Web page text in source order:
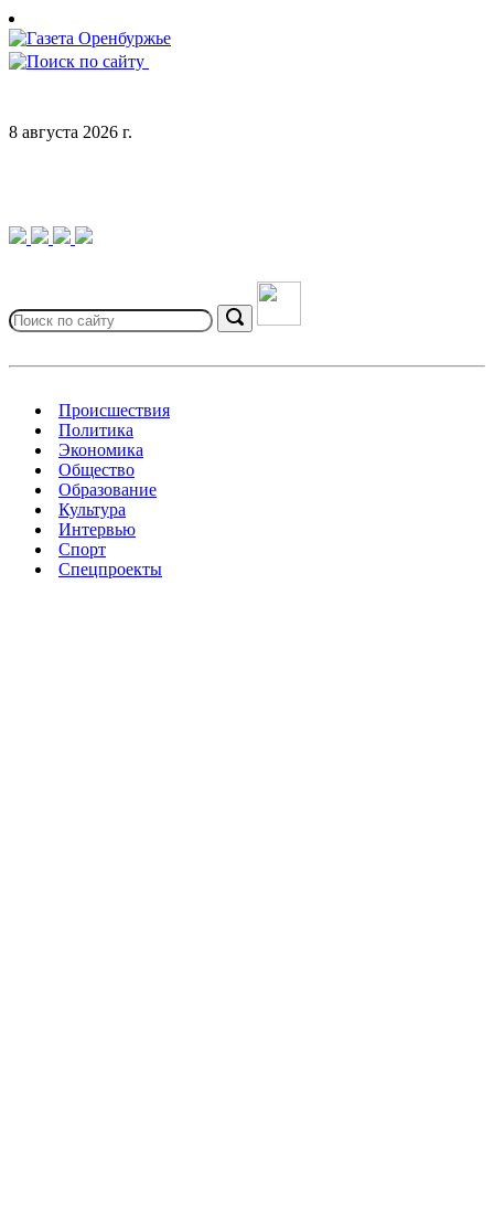
Skip
to
content
8 августа 2026 г.
for:
Search
Происшествия
Политика
Экономика
Общество
Образование
Культура
Интервью
Спорт
Спецпроекты